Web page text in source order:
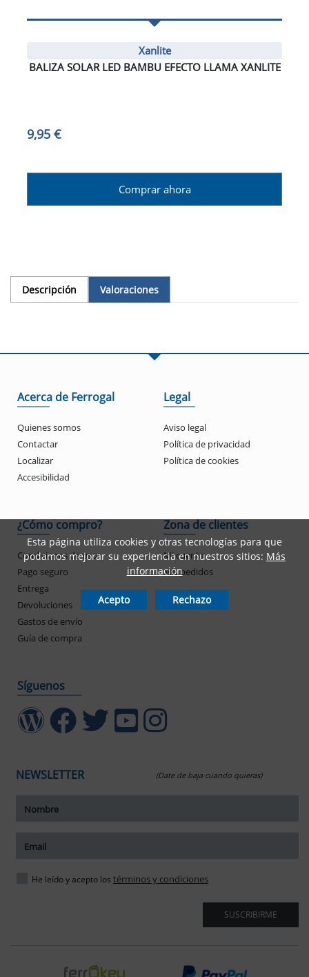
Xanlite
BALIZA SOLAR LED BAMBU EFECTO LLAMA XANLITE
9,95 €
Comprar ahora
Descripción Valoraciones
Acerca de Ferrogal
Quienes somos
Contactar
Localizar
Accesibilidad
Legal
Aviso legal
Política de privacidad
Política de cookies
¿Cómo compro?
Condiciones de uso
Pago seguro
Entrega
Devoluciones
Gastos de envío
Guía de compra
Zona de clientes
Mi cuenta
Mis pedidos
Síguenos
NEWSLETTER (Date de baja cuando quieras)
He leído y acepto los términos y condiciones
SUSCRIBIRME
Esta página utiliza cookies y otras tecnologías para que
podamos mejorar su experiencia en nuestros sitios: Más
información
Acepto Rechazo
tamaño del texto
del texto
espaciado del texto